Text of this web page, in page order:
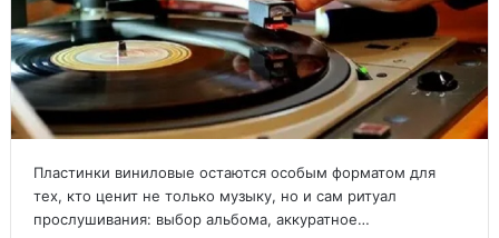
Пластинки виниловые остаются особым форматом для
тех, кто ценит не только музыку, но и сам ритуал
прослушивания: выбор альбома, аккуратное…